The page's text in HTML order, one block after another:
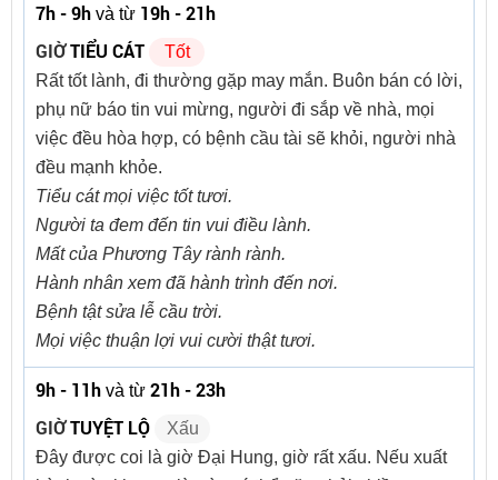
7h - 9h và từ 19h - 21h
GIỜTIỂU CÁT
Tốt
Rất tốt lành, đi thường gặp may mắn. Buôn bán có lời,
phụ nữ báo tin vui mừng, người đi sắp về nhà, mọi
việc đều hòa hợp, có bệnh cầu tài sẽ khỏi, người nhà
đều mạnh khỏe.
Tiểu cát mọi việc tốt tươi.
Người ta đem đến tin vui điều lành.
Mất của Phương Tây rành rành.
Hành nhân xem đã hành trình đến nơi.
Bệnh tật sửa lễ cầu trời.
Mọi việc thuận lợi vui cười thật tươi.
9h - 11h và từ 21h - 23h
GIỜTUYỆT LỘ
Xấu
Đây được coi là giờ Đại Hung, giờ rất xấu. Nếu xuất